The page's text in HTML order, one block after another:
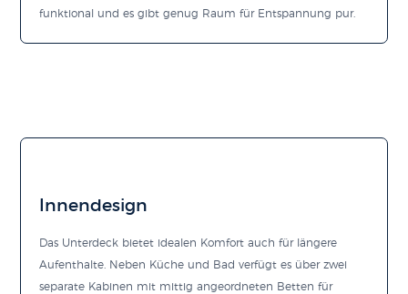
funktional und es gibt genug Raum für Entspannung pur.
Innendesign
Das Unterdeck bietet idealen Komfort auch für längere
Aufenthalte. Neben Küche und Bad verfügt es über zwei
separate Kabinen mit mittig angeordneten Betten für